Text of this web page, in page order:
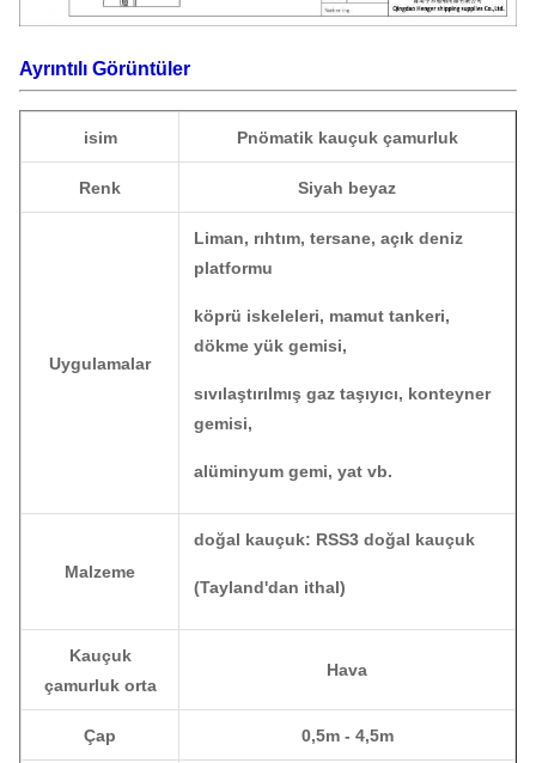
Ayrıntılı Görüntüler
isim Pnömatik kauçuk çamurluk
Renk Siyah beyaz
Uygulamalar
Liman, rıhtım, tersane, açık deniz
platformu
köprü iskeleleri, mamut tankeri,
dökme yük gemisi,
sıvılaştırılmış gaz taşıyıcı, konteyner
gemisi,
alüminyum gemi, yat vb.
Malzeme
doğal kauçuk: RSS3 doğal kauçuk
(Tayland'dan ithal)
Kauçuk
çamurluk orta
Hava
Çap 0,5m - 4,5m